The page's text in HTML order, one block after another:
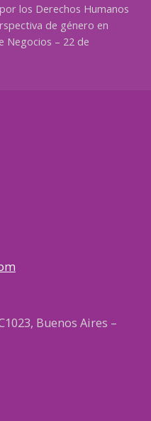
los Derechos Humanos
de género en
Negocios – 22 de
Buenos Aires –